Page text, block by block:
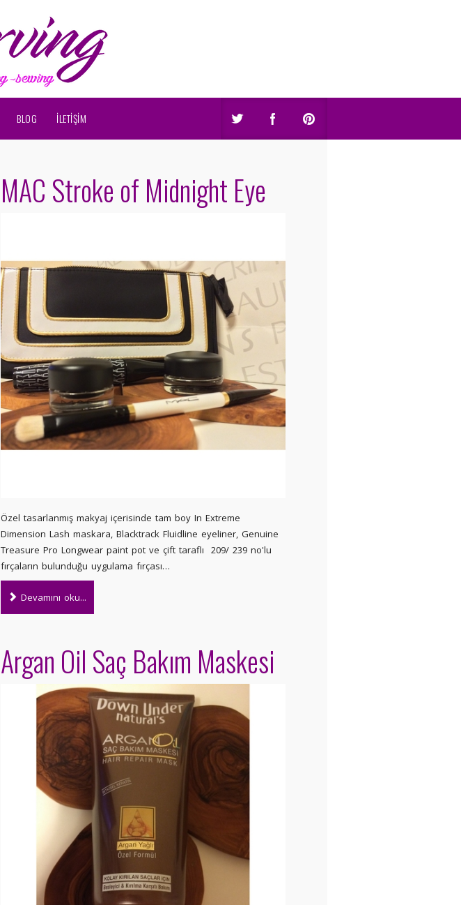
BLOG İLETİŞİM
MAC Stroke of Midnight Eye
Özel tasarlanmış makyaj içerisinde tam boy In Extreme
Dimension Lash maskara, Blacktrack Fluidline eyeliner, Genuine
Treasure Pro Longwear paint pot ve çift taraflı 209/ 239 no'lu
fırçaların bulunduğu uygulama fırçası…
Devamını oku...
Argan Oil Saç Bakım Maskesi